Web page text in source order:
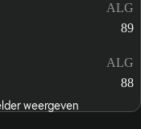
ALG
89
ALG
88
weergeven